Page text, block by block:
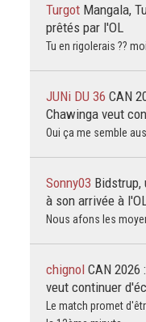
Turgot Mangala,
prêtés par l'OL
Tu en rigolerais ??
JUNi DU 36 CAN
Chawinga veut
Oui ça me semble
Sonny03 Bidstrup,
à son arrivée à
Nous afons les
chignol CAN 2026
veut continuer
Le match promet